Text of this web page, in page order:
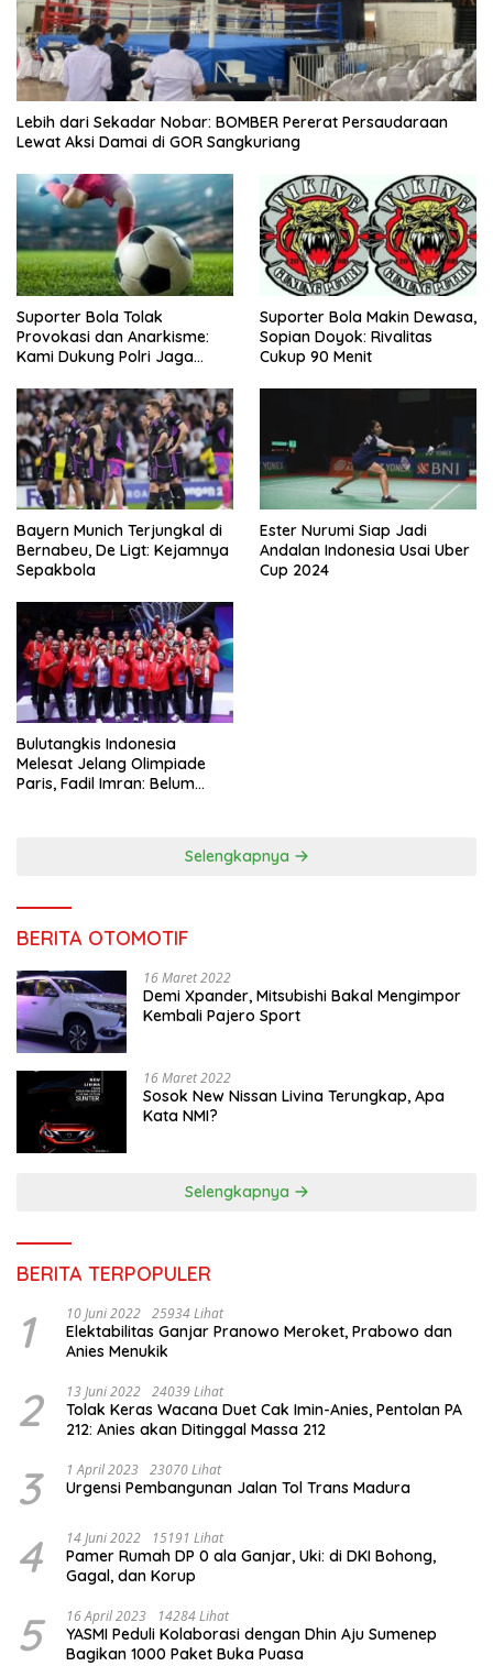
Lebih dari Sekadar Nobar: BOMBER Pererat Persaudaraan
Lewat Aksi Damai di GOR Sangkuriang
Suporter Bola Tolak
Provokasi dan Anarkisme:
Kami Dukung Polri Jaga
Suporter Bola Makin Dewasa,
Sopian Doyok: Rivalitas
Cukup 90 Menit
Bayern Munich Terjungkal di
Bernabeu, De Ligt: Kejamnya
Sepakbola
Ester Nurumi Siap Jadi
Andalan Indonesia Usai Uber
Cup 2024
Bulutangkis Indonesia
Melesat Jelang Olimpiade
Paris, Fadil Imran: Belum
Selengkapnya
BERITA OTOMOTIF
16 Maret 2022
Demi Xpander, Mitsubishi Bakal Mengimpor
Kembali Pajero Sport
16 Maret 2022
Sosok New Nissan Livina Terungkap, Apa
Kata NMI?
Selengkapnya
BERITA TERPOPULER
1 10 Juni 2022 25934 Lihat
Elektabilitas Ganjar Pranowo Meroket, Prabowo dan
Anies Menukik
2 13 Juni 2022 24039 Lihat
Tolak Keras Wacana Duet Cak Imin-Anies, Pentolan PA
212: Anies akan Ditinggal Massa 212
3 1 April 2023 23070 Lihat
Urgensi Pembangunan Jalan Tol Trans Madura
4 14 Juni 2022 15191 Lihat
Pamer Rumah DP 0 ala Ganjar, Uki: di DKI Bohong,
Gagal, dan Korup
5 16 April 2023 14284 Lihat
YASMI Peduli Kolaborasi dengan Dhin Aju Sumenep
Bagikan 1000 Paket Buka Puasa